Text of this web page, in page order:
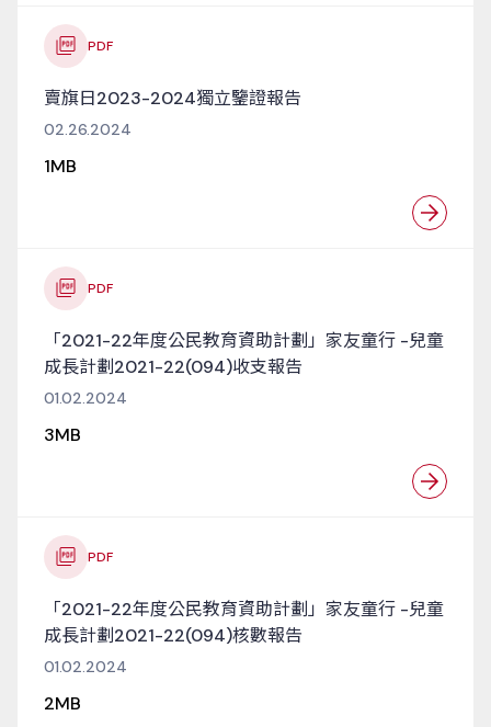
PDF
賣旗日2023-2024獨立鑒證報告
02.26.2024
1MB
PDF
「2021-22年度公民教育資助計劃」家友童行 -兒童
成長計劃2021-22(094)收支報告
01.02.2024
3MB
PDF
「2021-22年度公民教育資助計劃」家友童行 -兒童
成長計劃2021-22(094)核數報告
01.02.2024
2MB